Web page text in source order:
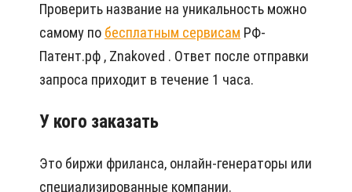
Проверить название на уникальность можно
самому по бесплатным сервисам РФ-
Патент.рф , Znakoved . Ответ после отправки
запроса приходит в течение 1 часа.
У кого заказать
Это биржи фриланса, онлайн-генераторы или
специализированные компании.